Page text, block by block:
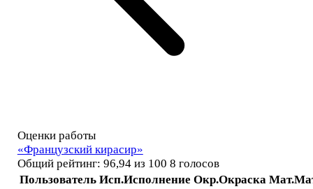
Оценки работы
«Французский кирасир»
Общий рейтинг: 96,94 из 100 8 голосов
Пользователь Исп.Исполнение Окр.Окраска Мат.